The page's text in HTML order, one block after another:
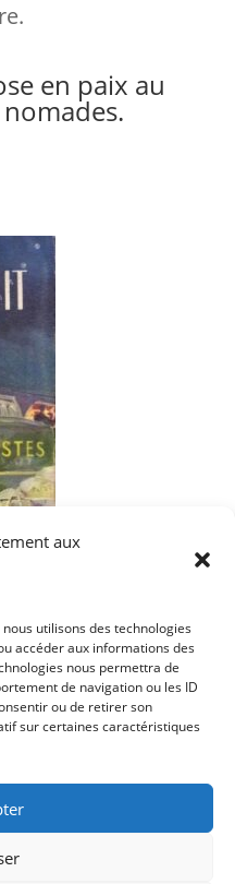
aux
utilisons des technologies
accéder aux informations des
nous permettra de
de navigation ou les ID
ou de retirer son
sur certaines caractéristiques
en paix au